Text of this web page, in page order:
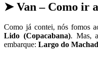
➤ Van – Como ir
Como já contei, nós fomos
Lido (Copacabana). Mas,
embarque: Largo do